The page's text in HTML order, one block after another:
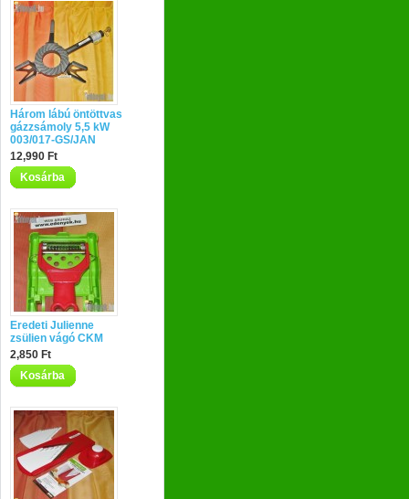
Három lábú öntöttvas
gázzsámoly 5,5 kW
003/017-GS/JAN
12,990 Ft
Kosárba
Eredeti Julienne
zsülien vágó CKM
2,850 Ft
Kosárba